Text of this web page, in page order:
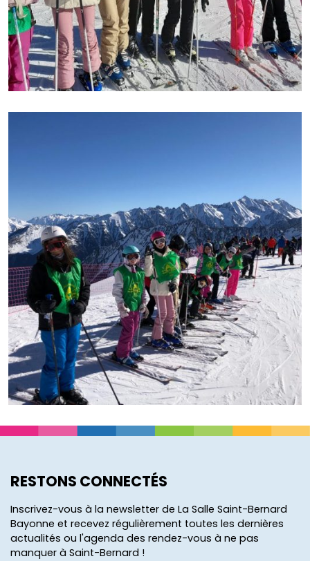
RESTONS CONNECTÉS
Inscrivez-vous à la newsletter de La Salle Saint-Bernard
Bayonne et recevez régulièrement toutes les dernières
actualités ou l'agenda des rendez-vous à ne pas
manquer à Saint-Bernard !